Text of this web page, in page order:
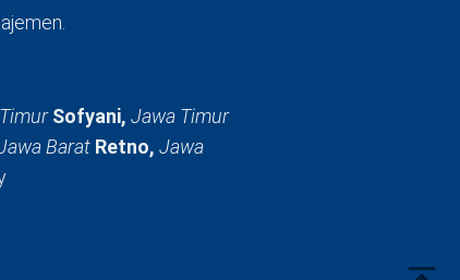
Sofyani, Jawa Timur
Barat Retno, Jawa